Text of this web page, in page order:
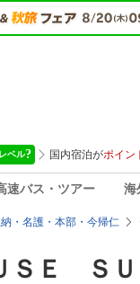
速バス・ツアー 海
・名護・本部・今帰仁
ＳＥ Ｓ